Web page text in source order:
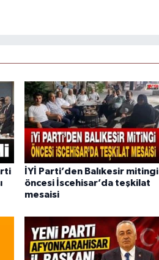
İYİ Parti’den Balıkesir mitingi
öncesi İscehisar’da teşkilat
mesaisi